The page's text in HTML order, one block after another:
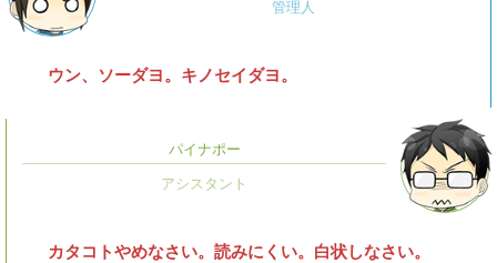
ウン、ソーダヨ。キノセイダヨ。
パイナポー
カタコトやめなさい。読みにくい。白状しなさい。